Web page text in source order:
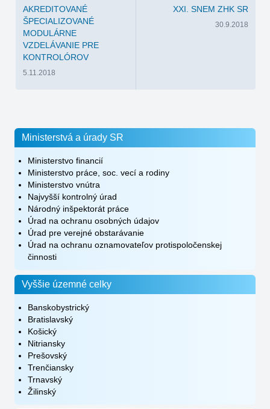
Ministerstvá a úrady SR
Ministerstvo financií
Ministerstvo práce, soc. vecí a rodiny
Ministerstvo vnútra
Najvyšší kontrolný úrad
Národný inšpektorát práce
Úrad na ochranu osobných údajov
Úrad pre verejné obstarávanie
Úrad na ochranu oznamovateľov protispoločenskej
činnosti
Vyššie územné celky
Banskobystrický
Bratislavský
Košický
Nitriansky
Prešovský
Trenčiansky
Trnavský
Žilinský
AKREDITOVANÉ
ŠPECIALIZOVANÉ
MODULÁRNE
VZDELÁVANIE PRE
KONTROLÓROV
5.11.2018
XXI. SNEM ZHK SR
30.9.2018